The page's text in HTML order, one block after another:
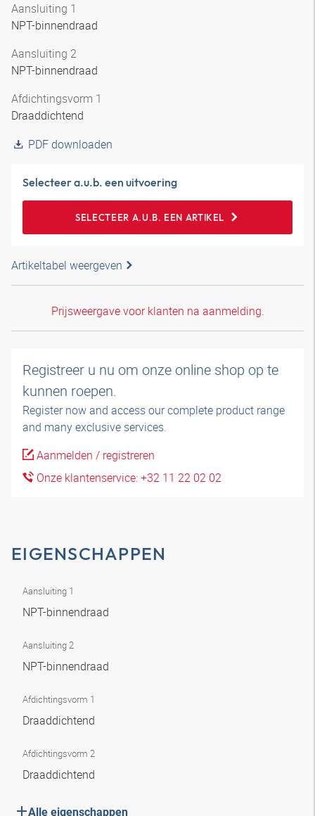
Aansluiting 1
NPT-binnendraad
Aansluiting 2
NPT-binnendraad
Afdichtingsvorm 1
Draaddichtend
PDF downloaden
Selecteer a.u.b. een uitvoering
SELECTEER A.U.B. EEN ARTIKEL
Artikeltabel weergeven
Prijsweergave voor klanten na aanmelding.
Registreer u nu om onze online shop op te
kunnen roepen.
Register now and access our complete product range
and many exclusive services.
Aanmelden / registreren
Onze klantenservice: +32 11 22 02 02
EIGENSCHAPPEN
Aansluiting 1
NPT-binnendraad
Aansluiting 2
NPT-binnendraad
Afdichtingsvorm 1
Draaddichtend
Afdichtingsvorm 2
Draaddichtend
Alle eigenschappen